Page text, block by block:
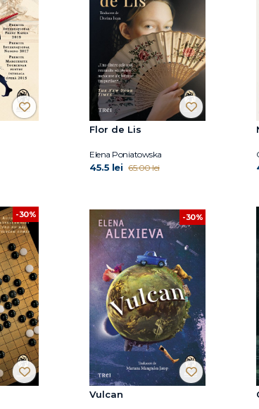
Flor de Lis
Elena Poniatowska
45.5 lei 65.00 lei
-30% -30%
Vulcan